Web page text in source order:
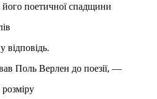
його поетичної спадщини
відповідь.
Поль Верлен до поезії, —